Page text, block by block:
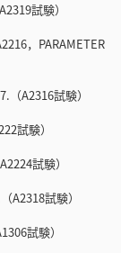
試験）
，PARAMETER
A2316試験）
試験）
試験）
試験）
試験）